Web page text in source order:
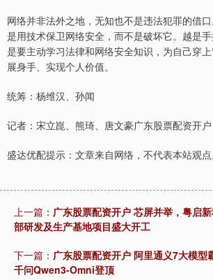
网络并非法外之地，无知也不是违法犯罪的借
是用技术保卫网络安全，而不是破坏它。越是
是要主动学习法律和网络安全知识，为自己穿
展身手、实现个人价值。
统筹：杨维汉、孙闻
记者：宋立崑、熊琦、唐文豪广东股票配资开户
盛达优配提示：文章来自网络，不代表本站观点
上一篇： 广东股票配资开户 芯屏并举，粤启
部研发及生产基地项目盛大开工
下一篇： 广东股票配资开户 阿里通义7大模型
千问Qwen3-Omni登顶